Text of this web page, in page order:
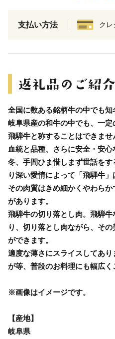
支払い方法 クレ
全国に数ある銘柄牛の中でも知
岐阜県産の和牛の中でも、一定
飛騨牛と称することはできませ
血統と品種、さらに安全・安
冬、手間ひま惜しまず世話を
り深い愛情によって「飛騨牛」
その肉質はきめ細かくやわら
があります。
飛騨牛の切り落とし肉。飛騨
り、切り落とし肉ながら、そ
ができます。
適度な薄さにスライスしてあ
が等、普段のお料理にも幅広く
※画像はイメージです。
【産地】
岐阜県